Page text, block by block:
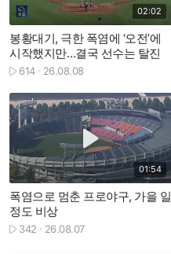
02:02
봉황대기, 극한 폭염에 ‘오전’에
시작했지만…결국 선수는 탈진
614 26.08.08
01:54
폭염으로 멈춘 프로야구, 가을 일
정도 비상
342 26.08.07